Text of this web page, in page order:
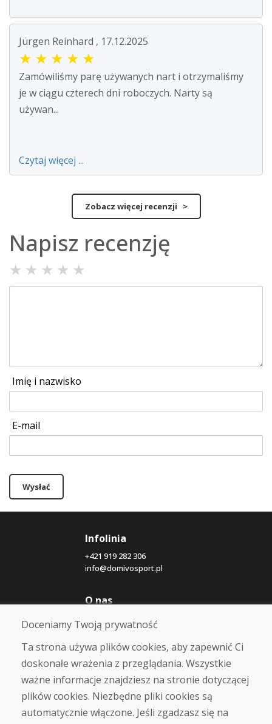
Jürgen Reinhard , 17.12.2025
★ ★ ★ ★ ★
Zamówiliśmy parę używanych nart i otrzymaliśmy
je w ciągu czterech dni roboczych. Narty są
używan...
Czytaj więcej ...
Zobacz więcej recenzji >
Napisz recenzję
★ ★ ★ ★ ★
Imię i nazwisko
E-mail
Wysłać
Infolinia
+421 919 282 306
info@domivosport.pl
O nas
O nas
Kontakt
Zakup
Sklep internetowy
Warunki handlowe
Doceniamy Twoją prywatność
Ta strona używa plików cookies, aby zapewnić Ci
doskonałe wrażenia z przeglądania. Wszystkie
ważne informacje znajdziesz na stronie dotyczącej
plików cookies. Niezbędne pliki cookies są
automatycznie włączone. Jeśli zgadzasz się na